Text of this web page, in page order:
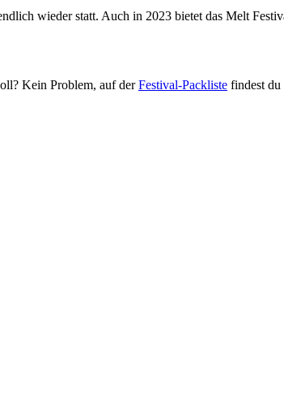
wieder statt. Auch in 2023 bietet das Melt
Kein Problem, auf derFestival-Packliste findest du